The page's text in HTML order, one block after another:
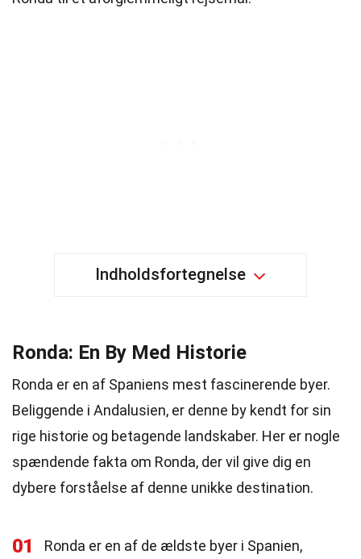
Indholdsfortegnelse
Ronda: En By Med Historie
Ronda er en af Spaniens mest fascinerende byer.
Beliggende i Andalusien, er denne by kendt for sin
rige historie og betagende landskaber. Her er nogle
spændende fakta om Ronda, der vil give dig en
dybere forståelse af denne unikke destination.
01
Ronda er en af de ældste byer i Spanien,